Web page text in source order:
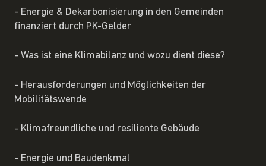
- Energie & Dekarbonisierung in den Gemeinden
finanziert durch PK-Gelder
- Was ist eine Klimabilanz und wozu dient diese?
- Herausforderungen und Möglichkeiten der
Mobilitätswende
- Klimafreundliche und resiliente Gebäude
- Energie und Baudenkmal